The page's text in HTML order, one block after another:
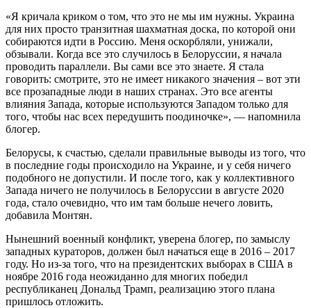
«Я кричала криком о том, что это не мы им нужны. Украина
для них просто транзитная шахматная доска, по которой они
собираются идти в Россию. Меня оскорбляли, унижали,
обзывали. Когда все это случилось в Белоруссии, я начала
проводить параллели. Вы сами все это знаете. Я стала
говорить: смотрите, это не имеет никакого значения – вот эти
все прозападные люди в наших странах. Это все агенты
влияния Запада, которые используются Западом только для
того, чтобы нас всех передушить поодиночке», — напомнила
блогер.
Белорусы, к счастью, сделали правильные выводы из того, что
в последние годы происходило на Украине, и у себя ничего
подобного не допустили. И после того, как у коллективного
Запада ничего не получилось в Белоруссии в августе 2020
года, стало очевидно, что им там больше нечего ловить,
добавила Монтян.
Нынешний военный конфликт, уверена блогер, по замыслу
западных кураторов, должен был начаться еще в 2016 – 2017
году. Но из-за того, что на президентских выборах в США в
ноябре 2016 года неожиданно для многих победил
республиканец Дональд Трамп, реализацию этого плана
пришлось отложить.